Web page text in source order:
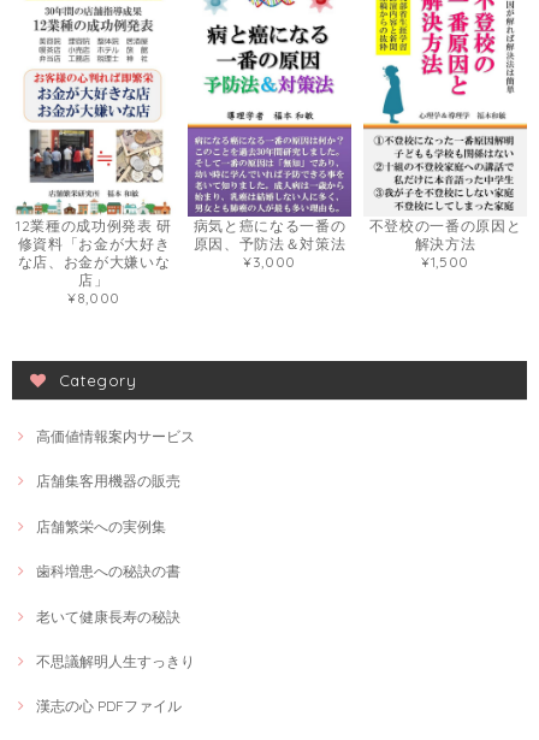
12業種の成功例発表 研
修資料「お金が大好き
な店、お金が大嫌いな
店」
¥8,000
病気と癌になる一番の
原因、予防法＆対策法
¥3,000
不登校の一番の原因と
解決方法
¥1,500
Category
高価値情報案内サービス
店舗集客用機器の販売
店舗繁栄への実例集
歯科増患への秘訣の書
老いて健康長寿の秘訣
不思議解明人生すっきり
漢志の心 PDFファイル